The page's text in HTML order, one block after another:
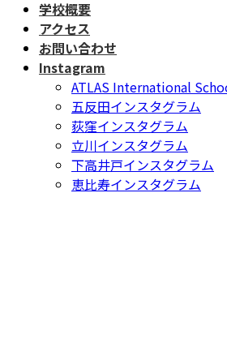
学校概要
アクセス
お問い合わせ
Instagram
ATLAS International
五反田インスタグラム
荻窪インスタグラム
立川インスタグラム
下高井戸インスタグラム
恵比寿インスタグラム